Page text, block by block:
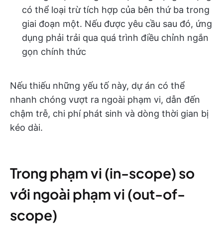
có thể loại trừ tích hợp của bên thứ ba trong
giai đoạn một. Nếu được yêu cầu sau đó, ứng
dụng phải trải qua quá trình điều chỉnh ngắn
gọn chính thức
Nếu thiếu những yếu tố này, dự án có thể
nhanh chóng vượt ra ngoài phạm vi, dẫn đến
chậm trễ, chi phí phát sinh và dòng thời gian bị
kéo dài.
Trong phạm vi (in-scope) so
với ngoài phạm vi (out-of-
scope)